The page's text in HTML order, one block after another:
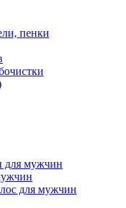
пенки
для мужчин
для мужчин